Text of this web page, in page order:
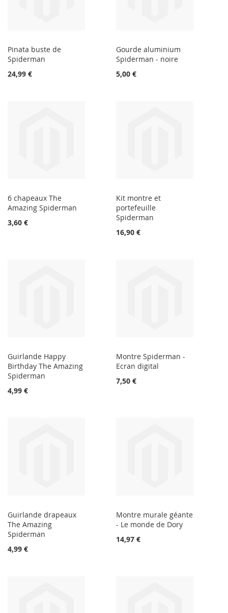
Pinata buste de
Spiderman
24,99 €
Gourde aluminium
Spiderman - noire
5,00 €
6 chapeaux The
Amazing Spiderman
3,60 €
Kit montre et
portefeuille
Spiderman
16,90 €
Guirlande Happy
Birthday The Amazing
Spiderman
4,99 €
Montre Spiderman -
Ecran digital
7,50 €
Guirlande drapeaux
The Amazing
Spiderman
4,99 €
Montre murale géante
- Le monde de Dory
14,97 €